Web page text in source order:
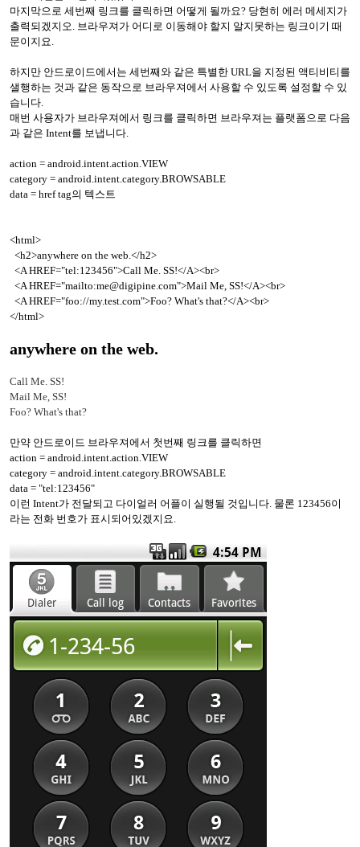
마지막으로 세번째 링크를 클릭하면 어떻게 될까요? 당현히 에러 메세지가
출력되겠지오. 브라우져가 어디로 이동해야 할지 알지못하는 링크이기 때
문이지요.
하지만 안드로이드에서는 세번째와 같은 특별한 URL을 지정된 액티비티를
샐행하는 것과 같은 동작으로 브라우져에서 사용할 수 있도록 설정할 수 있
습니다.
매번 사용자가 브라우져에서 링크를 클릭하면 브라우져는 플랫폼으로 다음
과 같은 Intent를 보냅니다.
action = android.intent.action.VIEW
category = android.intent.category.BROWSABLE
data = href tag의 텍스트
<html>
<h2>anywhere on the web.</h2>
<A HREF="tel:123456">Call Me. SS!</A><br>
<A HREF="mailto:me@digipine.com">Mail Me, SS!</A><br>
<A HREF="foo://my.test.com">Foo? What's that?</A><br>
</html>
anywhere on the web.
Call Me. SS!
Mail Me, SS!
Foo? What's that?
만약 안드로이드 브라우져에서 첫번째 링크를 클릭하면
action = android.intent.action.VIEW
category = android.intent.category.BROWSABLE
data = "tel:123456"
이런 Intent가 전달되고 다이얼러 어플이 실행될 것입니다. 물론 123456이
라는 전화 번호가 표시되어있겠지요.